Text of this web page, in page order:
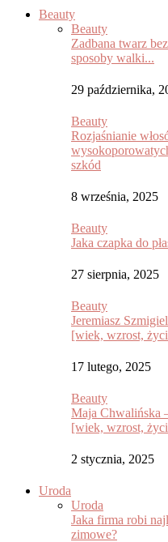
Beauty
Beauty
Zadbana twarz
sposoby walki...
29 października,
Beauty
Rozjaśnianie
szkód
8 września, 2025
Beauty
Jaka czapka do
27 sierpnia, 2025
Beauty
Jeremiasz
[wiek, wzrost,
17 lutego, 2025
Beauty
Maja Chwalińska
[wiek, wzrost,
2 stycznia, 2025
Uroda
Uroda
Jaka firma robi
zimowe?